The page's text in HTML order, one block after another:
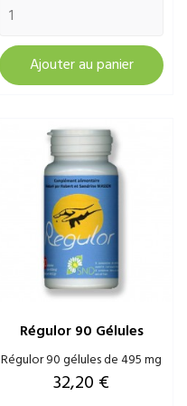
Ajouter au panier
Régulor 90 Gélules
Régulor 90 gélules de 495 mg
Prix
32,20 €